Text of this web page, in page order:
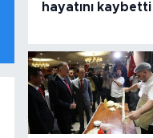
hayatını kaybetti